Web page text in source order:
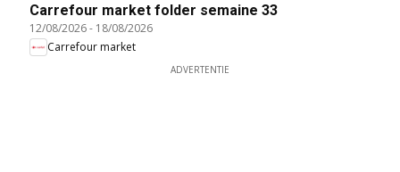
Carrefour market folder semaine 33
12/08/2026- 18/08/2026
Carrefour market
ADVERTENTIE